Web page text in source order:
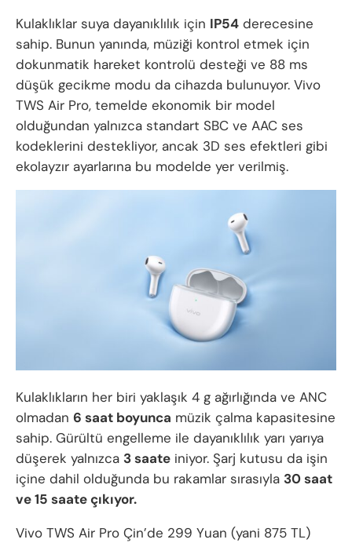
Kulaklıklar suya dayanıklılık için IP54 derecesine
sahip. Bunun yanında, müziği kontrol etmek için
dokunmatik hareket kontrolü desteği ve 88 ms
düşük gecikme modu da cihazda bulunuyor. Vivo
TWS Air Pro, temelde ekonomik bir model
olduğundan yalnızca standart SBC ve AAC ses
kodeklerini destekliyor, ancak 3D ses efektleri gibi
ekolayzır ayarlarına bu modelde yer verilmiş.
Kulaklıkların her biri yaklaşık 4 g ağırlığında ve ANC
olmadan 6 saat boyunca müzik çalma kapasitesine
sahip. Gürültü engelleme ile dayanıklılık yarı yarıya
düşerek yalnızca 3 saate iniyor. Şarj kutusu da işin
içine dahil olduğunda bu rakamlar sırasıyla 30 saat
ve 15 saate çıkıyor.
Vivo TWS Air Pro Çin’de 299 Yuan (yani 875 TL)